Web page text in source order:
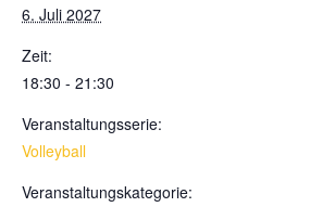
6. Juli 2027
Zeit:
18:30 - 21:30
Veranstaltungsserie:
Volleyball
Veranstaltungskategorie: